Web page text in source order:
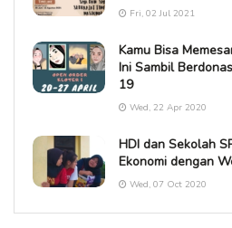
Fri, 02 Jul 2021
Kamu Bisa
Ini Sambil
19
Wed, 22 Apr 2020
HDI dan Sekolah
Ekonomi dengan
Wed, 07 Oct 2020